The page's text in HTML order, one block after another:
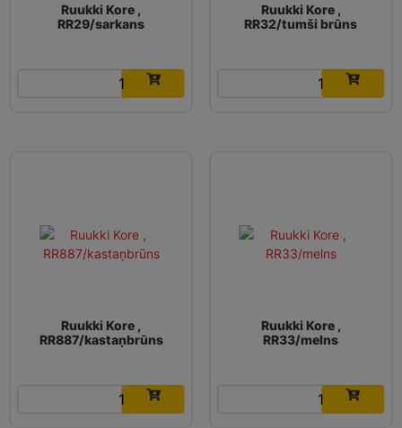
Ruukki Kore ,
RR29/sarkans
€
Ruukki Kore ,
RR32/tumši brūns
€
Ruukki Kore ,
RR887/kastaņbrūns
€
Ruukki Kore ,
RR33/melns
€